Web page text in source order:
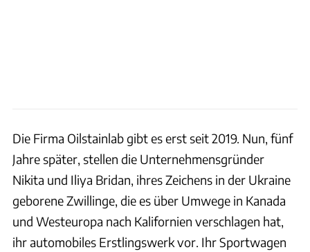
Die Firma Oilstainlab gibt es erst seit 2019. Nun, fünf
Jahre später, stellen die Unternehmensgründer
Nikita und Iliya Bridan, ihres Zeichens in der Ukraine
geborene Zwillinge, die es über Umwege in Kanada
und Westeuropa nach Kalifornien verschlagen hat,
ihr automobiles Erstlingswerk vor. Ihr Sportwagen